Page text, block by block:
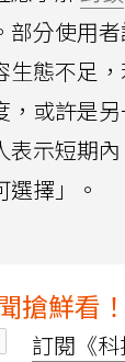
部分使用
生態不足
，或許是
表示短期
擇」。
搶鮮看！
訂閱《